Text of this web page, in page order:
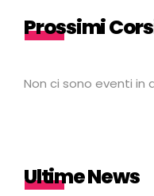
Prossimi
Non ci sono eventi in
Ultime News